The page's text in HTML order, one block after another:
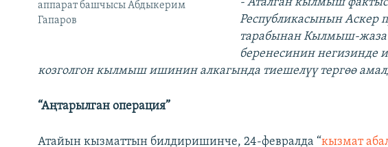
аппарат башчысы Абдыкерим
Гапаров
Республикасынын Аскер
тарабынан Кылмыш-жаза
беренесинин негизинде
козголгон кылмыш ишинин алкагында тиешелүү тергөө
“Аңтарылган операция”
Атайын кызматтын билдиришинче, 24-февралда “кызмат